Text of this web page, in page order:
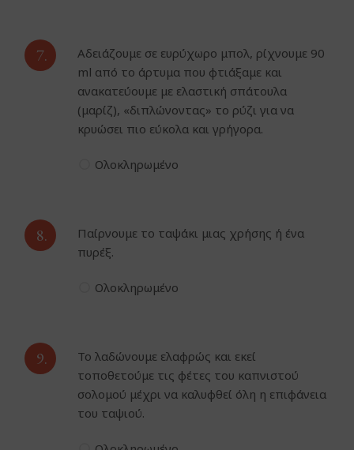
7.
Αδειάζουμε σε ευρύχωρο μπολ, ρίχνουμε 90
ml από το άρτυμα που φτιάξαμε και
ανακατεύουμε με ελαστική σπάτουλα
(μαρίζ), «διπλώνοντας» το ρύζι για να
κρυώσει πιο εύκολα και γρήγορα.
Ολοκληρωμένο
8.
Παίρνουμε το ταψάκι μιας χρήσης ή ένα
πυρέξ.
Ολοκληρωμένο
9.
Το λαδώνουμε ελαφρώς και εκεί
τοποθετούμε τις φέτες του καπνιστού
σολομού μέχρι να καλυφθεί όλη η επιφάνεια
του ταψιού.